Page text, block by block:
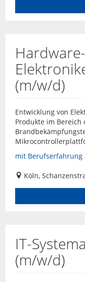
(m/w/d)
Entwicklung von
Produkte im
mit Berufserfahrung
Köln,
IT-
(m/w/d)